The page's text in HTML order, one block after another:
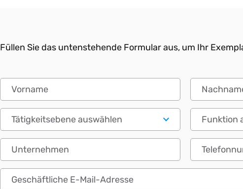
Füllen Sie das untenstehende Formular aus, um Ihr
Vorname Nachname
Tätigkeitsebene auswählen Funktionale
Unternehmen
Geschäftliche E-Mail-Adresse